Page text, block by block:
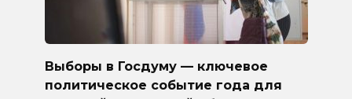
Выборы в Госдуму — ключевое
политическое событие года для